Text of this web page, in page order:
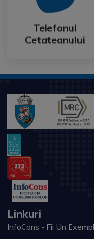
Telefonul
Cetateanului
Telefonul
Cetateanului
Linkuri
InfoCons - Fii Un